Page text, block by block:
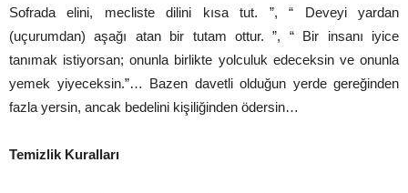
Sofrada elini, mecliste dilini kısa tut. ”, “ Deveyi yardan
(uçurumdan) aşağı atan bir tutam ottur. ”, “ Bir insanı iyice
tanımak istiyorsan; onunla birlikte yolculuk edeceksin ve onunla
yemek yiyeceksin.”… Bazen davetli olduğun yerde gereğinden
fazla yersin, ancak bedelini kişiliğinden ödersin…
Temizlik Kuralları